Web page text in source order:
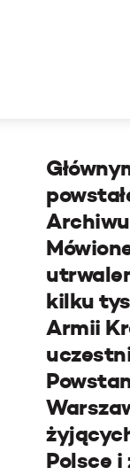
kilku
Armii
Polsce i